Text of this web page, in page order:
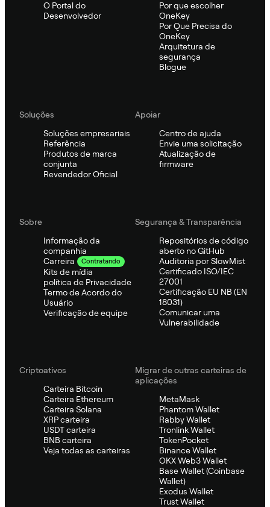
O Portal do
Desenvolvedor
Por que escolher
OneKey
Por Que Precisa do
OneKey
Arquitetura de
segurança
Blogue
Soluções
Soluções empresariais
Referência
Produtos de marca
conjunta
Revendedor Oficial
Apoiar
Centro de ajuda
Envie uma solicitação
Atualização de
firmware
Sobre
Informação da
companhia
Carreira
Contratando
Kits de mídia
política de Privacidade
Termo de Acordo do
Usuário
Verificação de equipe
Segurança & Transparência
Repositórios de código
aberto no GitHub
Auditoria por SlowMist
Certificado ISO/IEC
27001
Certificação EU NB (EN
18031)
Comunicar uma
Vulnerabilidade
Criptoativos
Carteira Bitcoin
Carteira Ethereum
Carteira Solana
XRP carteira
USDT carteira
BNB carteira
Veja todas as carteiras
Migrar de outras carteiras de
aplicações
MetaMask
Phantom Wallet
Rabby Wallet
Tronlink Wallet
TokenPocket
Binance Wallet
OKX Web3 Wallet
Base Wallet (Coinbase
Wallet)
Exodus Wallet
Trust Wallet